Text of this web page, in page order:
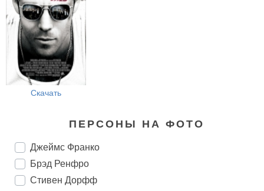
Скачать
ПЕРСОНЫ НА ФОТО
Джеймс Франко
Брэд Ренфро
Стивен Дорфф